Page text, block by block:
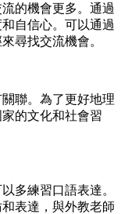
的機會更多。通過
自信心。可以通過
尋找交流機會。
聯。為了更好地理
的文化和社會習
多練習口語表達。
表達，與外教老師